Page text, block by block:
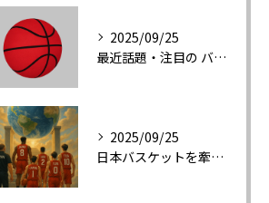
2025/09/25
最近話題・注目の バスケットボール関連新商品の紹介
2025/09/25
日本バスケットを牽引する３選手と日本代表について